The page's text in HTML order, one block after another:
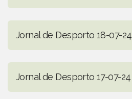
Jornal de Desporto 18-07-24
Jornal de Desporto 17-07-24